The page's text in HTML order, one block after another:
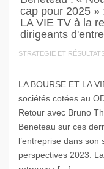
cap pour 2025 »
LA VIE TV à la
dirigeants
STRATEGIE ET
LA BOURSE ET LA
sociétés cotées au
Retour avec Bruno
Beneteau sur ces
l’entreprise dans
perspectives 2023.